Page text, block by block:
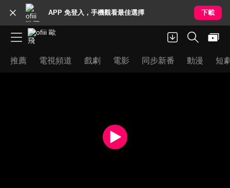
APP 免登入，手機觀看最佳選擇 下載
推薦 電視頻道 戲劇 電影 同步新番 動漫 短